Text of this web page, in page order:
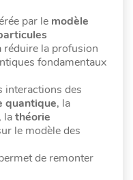
par le modèle
réduire la profusion
fondamentaux
interactions des
quantique, la
, lathéorie
le modèle des
de remonter